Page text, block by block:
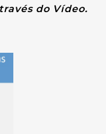
do Vídeo.